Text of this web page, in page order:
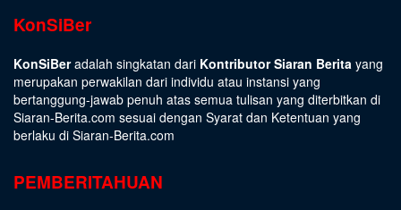
KonSiBer
KonSiBeradalah singkatan dari Kontributor Siaran Berita yang
merupakan perwakilan dari individu atau instansi yang
bertanggung-jawab penuh atas semua tulisan yang diterbitkan di
Siaran-Berita.com sesuai dengan Syarat dan Ketentuan yang
berlaku di Siaran-Berita.com
PEMBERITAHUAN